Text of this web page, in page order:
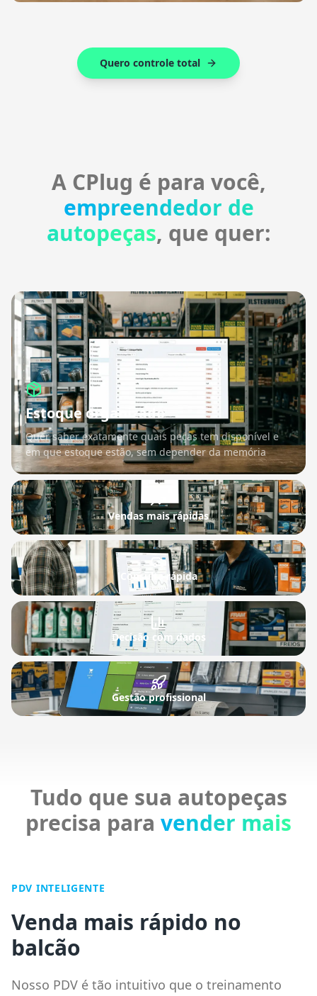
Quero controle total
A CPlug é para você,
empreendedor de
autopeças, que quer:
Estoque organizado
Quer saber exatamente quais peças tem disponível e
em que estoque estão, sem depender da memória
Vendas mais rápidas
Consulta rápida
Decisão com dados
Gestão profissional
Tudo que sua autopeças
precisa para vender mais
PDV INTELIGENTE
Venda mais rápido no
balcão
Nosso PDV é tão intuitivo que o treinamento